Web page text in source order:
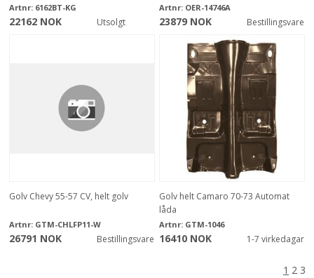
Artnr: 6162BT-KG
22162 NOK Utsolgt
Artnr: OER-14746A
23879 NOK Bestillingsvare
Golv Chevy 55-57 CV, helt golv
Artnr: GTM-CHLFP11-W
26791 NOK Bestillingsvare
Golv helt Camaro 70-73 Automat
låda
Artnr: GTM-1046
16410 NOK 1-7 virkedagar
1 2 3